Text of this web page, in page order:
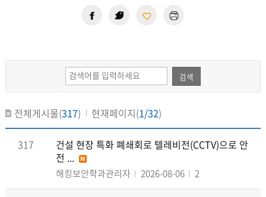
검색
전체게시물(317) 현재페이지(1/32)
317
건설 현장 특화 폐쇄회로 텔레비전(CCTV)으로 안
전 ...
해킹보안학과관리자 2026-08-06 2